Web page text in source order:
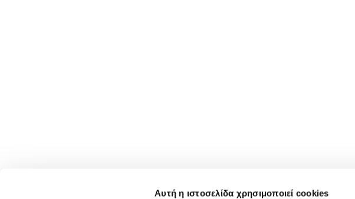
Αυτή η ιστοσελίδα χρησιμοποιεί cookies